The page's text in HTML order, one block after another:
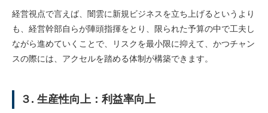
経営視点で言えば、闇雲に新規ビジネスを立ち上げるというより
も、経営幹部自らが陣頭指揮をとり、限られた予算の中で工夫し
ながら進めていくことで、リスクを最小限に抑えて、かつチャン
スの際には、アクセルを踏める体制が構築できます。
３. 生産性向上：利益率向上